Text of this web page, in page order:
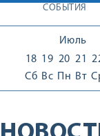
СОБЫТИЯ
Июль
18
Сб
19
Вс
20
Пн
21
Вт